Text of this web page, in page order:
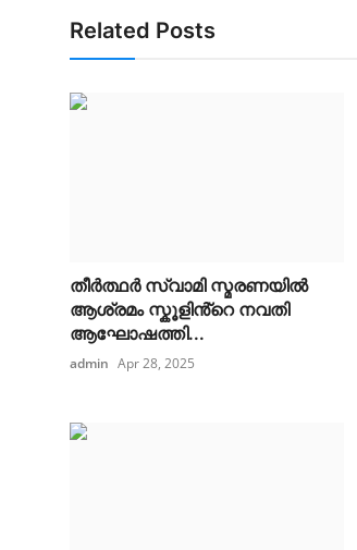
Related Posts
തീർത്ഥർ സ്വാമി സ്മരണയിൽ
ആശ്രമം സ്കൂളിൻ്റെ നവതി
ആഘോഷത്തി...
admin Apr 28, 2025